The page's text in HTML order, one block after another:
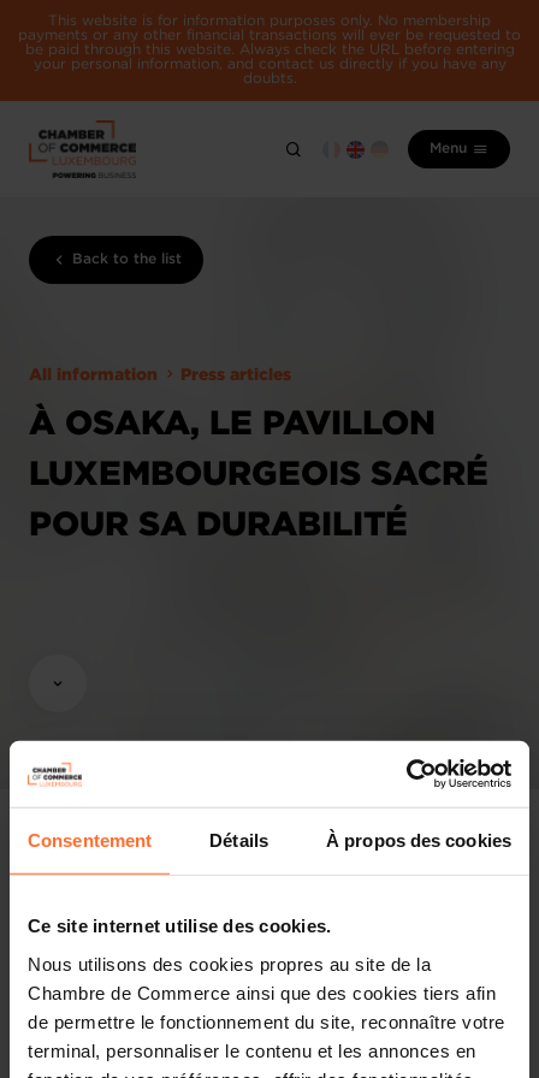
Consentement Détails À propos des cookies
Ce site internet utilise des cookies.
Nous utilisons des cookies propres au site de la
Chambre de Commerce ainsi que des cookies tiers afin
de permettre le fonctionnement du site, reconnaître votre
terminal, personnaliser le contenu et les annonces en
This website is for information purposes only. No membership
payments or any other financial transactions will ever be requested to
be paid through this website. Always check the URL before entering
your personal information, and contact us directly if you have any
doubts.
Menu
Back to the list
All information Press articles
À OSAKA, LE PAVILLON
LUXEMBOURGEOIS SACRÉ
POUR SA DURABILITÉ
Share this article
Le pavillon luxembourgeois, véritable prototype